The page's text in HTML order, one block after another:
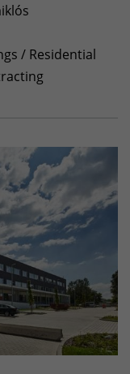
/ Residential